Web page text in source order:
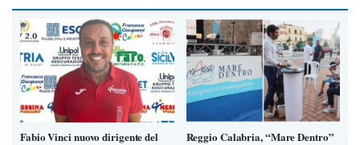
Fabio Vinci nuovo dirigente del Reggio Calabria, “Mare Dentro”